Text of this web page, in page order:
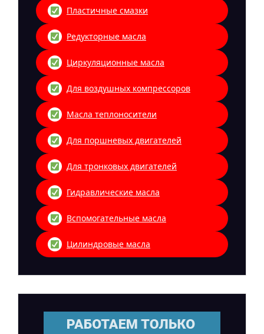
Пластичные смазки
Редукторные масла
Циркуляционные масла
Для воздушных компрессоров
Масла теплоносители
Для поршневых двигателей
Для тронковых двигателей
Гидравлические масла
Вспомогательные масла
Цилиндровые масла